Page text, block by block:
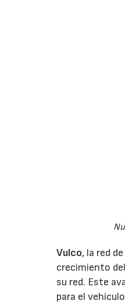
Vulco, la red
crecimiento
su red. Este
para el